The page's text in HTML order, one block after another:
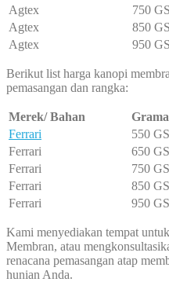
Agtex
750
Agtex
850
Agtex
950
Berikut list harga kanopi
pemasangan dan rangka:
Merek/ Bahan
Ferrari
550
Ferrari
650
Ferrari
750
Ferrari
850
Ferrari
950
Kami menyediakan tempat
Membran, atau
renacana pemasangan atap
hunian Anda.